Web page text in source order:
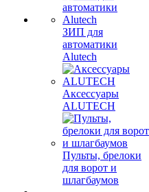
ЗИП для
автоматики
Alutech
Аксессуары
ALUTECH
Пульты, брелоки
для ворот и
шлагбаумов